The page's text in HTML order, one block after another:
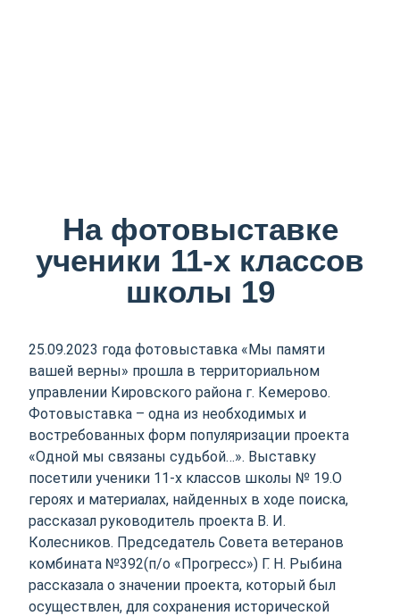
На фотовыставке
ученики 11-х классов
школы 19
25.09.2023 года фотовыставка «Мы памяти
вашей верны» прошла в территориальном
управлении Кировского района г. Кемерово.
Фотовыставка – одна из необходимых и
востребованных форм популяризации проекта
«Одной мы связаны судьбой…». Выставку
посетили ученики 11-х классов школы № 19.О
героях и материалах, найденных в ходе поиска,
рассказал руководитель проекта В. И.
Колесников. Председатель Совета ветеранов
комбината №392(п/о «Прогресс») Г. Н. Рыбина
рассказала о значении проекта, который был
осуществлен, для сохранения исторической